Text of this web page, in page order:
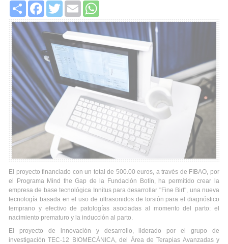
Share FacebookTwitter Email
El proyecto financiado con un total de 500.00 euros, a través de FIBAO, por
el Programa Mind the Gap de la Fundación Botín, ha permitido crear la
empresa de base tecnológica Innitus para desarrollar "Fine Birt", una nueva
tecnología basada en el uso de ultrasonidos de torsión para el diagnóstico
temprano y efectivo de patologías asociadas al momento del parto: el
nacimiento prematuro y la inducción al parto.
El proyecto de innovación y desarrollo, liderado por el grupo de
investigación TEC-12 BIOMECÁNICA, del Área de Terapias Avanzadas y